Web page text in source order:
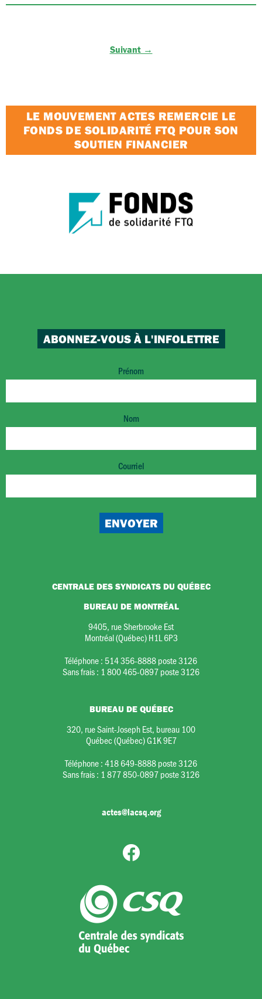
Suivant →
LE MOUVEMENT ACTES REMERCIE LE
FONDS DE SOLIDARITÉ FTQ POUR SON
SOUTIEN FINANCIER
ABONNEZ-VOUS À L'INFOLETTRE
Prénom
Nom
Courriel
CENTRALE DES SYNDICATS DU QUÉBEC
BUREAU DE MONTRÉAL
9405, rue Sherbrooke Est
Montréal (Québec) H1L 6P3
Téléphone : 514 356-8888 poste 3126
Sans frais : 1 800 465-0897 poste 3126
BUREAU DE QUÉBEC
320, rue Saint-Joseph Est, bureau 100
Québec (Québec) G1K 9E7
Téléphone :418 649-8888 poste 3126
Sans frais : 1 877 850-0897 poste 3126
actes@lacsq.org